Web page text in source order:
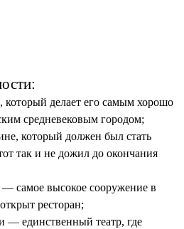
делает его самым хорошо
средневековым городом;
который должен был стать
так и не дожил до окончания
самое высокое сооружение в
ресторан;
— единственный театр, где